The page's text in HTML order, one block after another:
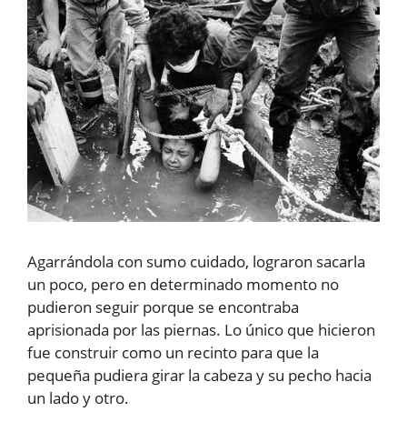
Agarrándola con sumo cuidado, lograron sacarla
un poco, pero en determinado momento no
pudieron seguir porque se encontraba
aprisionada por las piernas. Lo único que hicieron
fue construir como un recinto para que la
pequeña pudiera girar la cabeza y su pecho hacia
un lado y otro.